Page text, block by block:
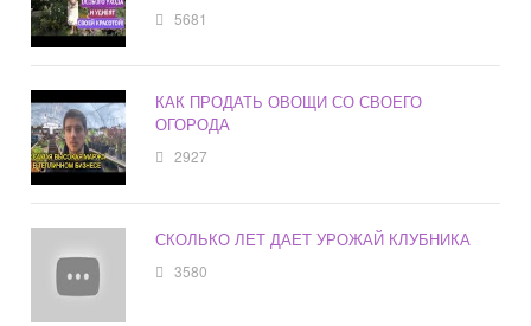
5681
КАК ПРОДАТЬ ОВОЩИ СО СВОЕГО
ОГОРОДА
2927
СКОЛЬКО ЛЕТ ДАЕТ УРОЖАЙ КЛУБНИКА
3580